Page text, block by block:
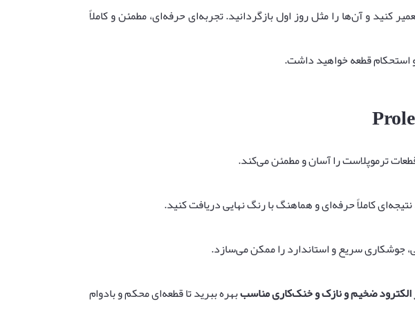
کنید و آن‌ها را مثل روز اول بازگردانید. تجربه‌ای حرفه‌ای، مطمئن و کاملاً
استحکام قطعه خواهید داشت.
ترموپلاست را آسان و مطمئن می‌کند.
کاملاً حرفه‌ای و هماهنگ با رنگ نهایی دریافت کنید.
جوشکاری سریع و استاندارد را ممکن می‌سازد.
الکترود ضخیم و نازک و خنک‌کاری مناسببهره ببرید تا قطعه‌ای محکم و بادوام